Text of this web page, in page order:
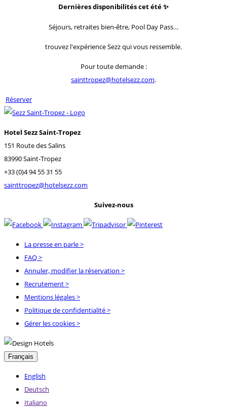
Dernières disponibilités cet été ✨
Séjours, retraites bien-être, Pool Day Pass…
trouvez l'expérience Sezz qui vous ressemble.
Pour toute demande :
sainttropez@hotelsezz.com.
Réserver
Hotel Sezz Saint-Tropez
151 Route des Salins
83990 Saint-Tropez
+33 (0)4 94 55 31 55
sainttropez@hotelsezz.com
Suivez-nous
La presse en parle>
FAQ>
Annuler, modifier la réservation >
Recrutement>
Mentions légales>
Politique de confidentialité>
Gérer les cookies >
Français
English
Deutsch
Italiano